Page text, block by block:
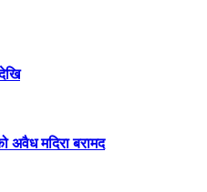
अवैध मदिरा बरामद